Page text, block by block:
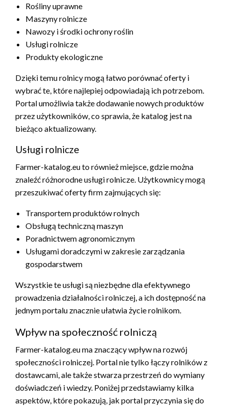
Rośliny uprawne
Maszyny rolnicze
Nawozy i środki ochrony roślin
Usługi rolnicze
Produkty ekologiczne
Dzięki temu rolnicy mogą łatwo porównać oferty i
wybrać te, które najlepiej odpowiadają ich potrzebom.
Portal umożliwia także dodawanie nowych produktów
przez użytkowników, co sprawia, że katalog jest na
bieżąco aktualizowany.
Usługi rolnicze
Farmer-katalog.eu to również miejsce, gdzie można
znaleźć różnorodne usługi rolnicze. Użytkownicy mogą
przeszukiwać oferty firm zajmujących się:
Transportem produktów rolnych
Obsługą techniczną maszyn
Poradnictwem agronomicznym
Usługami doradczymi w zakresie zarządzania
gospodarstwem
Wszystkie te usługi są niezbędne dla efektywnego
prowadzenia działalności rolniczej, a ich dostępność na
jednym portalu znacznie ułatwia życie rolnikom.
Wpływ na społeczność rolniczą
Farmer-katalog.eu ma znaczący wpływ na rozwój
społeczności rolniczej. Portal nie tylko łączy rolników z
dostawcami, ale także stwarza przestrzeń do wymiany
doświadczeń i wiedzy. Poniżej przedstawiamy kilka
aspektów, które pokazują, jak portal przyczynia się do